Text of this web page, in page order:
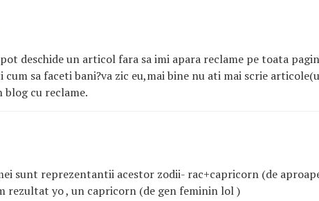
deschide un articol fara sa imi apara reclame pe toata
sa faceti bani?va zic eu,mai bine nu ati mai scrie
blog cu reclame.
sunt reprezentantii acestor zodii- rac+capricorn (de
rezultat yo , un capricorn (de gen feminin lol )